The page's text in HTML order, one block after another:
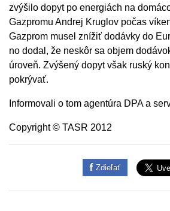
zvýšilo dopyt po energiách na
Gazpromu Andrej Kruglov počas
Gazprom musel znížiť dodávky do
no dodal, že neskôr sa objem
úroveň. Zvýšený dopyt však ruský
pokrývať.
Informovali o tom agentúra DPA a
Copyright © TASR 2012
Zdieľať